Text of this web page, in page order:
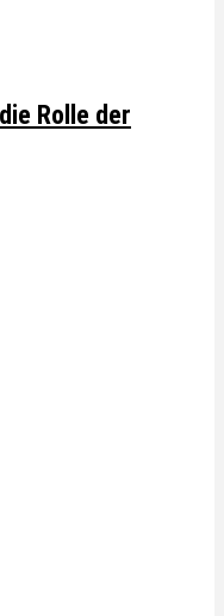
Rolle der